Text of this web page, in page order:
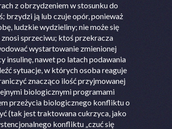
z obrzydzeniem w stosunku do
brzydzi ją lub czuje opór, ponieważ
ludzkie wydzieliny; nie może się
sprzeciwu; ktoś przekracza
wystartowanie zmienionej
insulinę, nawet po latach podawania
sytuacje, w których osoba reaguje
znacząco ilość przyjmowanej
biologicznymi programami
przeżycia biologicznego konfliktu o
(tak jest traktowana cukrzyca, jako
konfliktu „czuć się